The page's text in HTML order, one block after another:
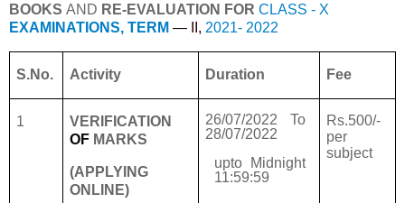
BOOKS AND RE-EVALUATION FOR CLASS - X
EXAMINATIONS, TERM — II, 2021- 2022
S.No. Activity Duration Fee
1
VERIFICATION
OF MARKS
(APPLYING
ONLINE)
26/07/2022 To
28/07/2022
upto Midnight
11:59:59
Rs.500/-
per
subject